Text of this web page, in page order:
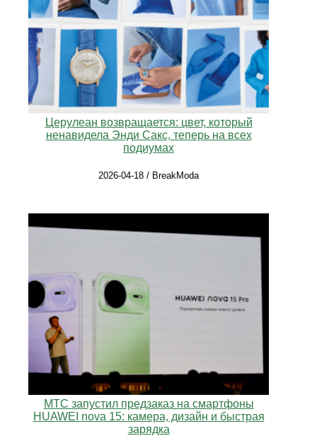
Церулеан возвращается: цвет, который
ненавидела Энди Сакс, теперь на всех
подиумах
2026-04-18 / BreakModa
МТС запустил предзаказ на смартфоны
HUAWEI nova 15: камера, дизайн и быстрая
зарядка